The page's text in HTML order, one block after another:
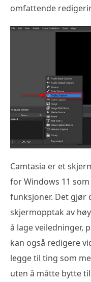
omfattende
Camtasia er et
for Windows 11
funksjoner. Det gjør
skjermopptak av
å lage veiledninger,
kan også redigere
legge til ting som
uten å måtte bytte